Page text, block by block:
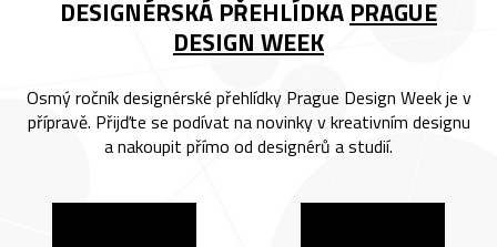
DESIGNÉRSKÁ PŘEHLÍDKA PRAGUE
DESIGN WEEK
Osmý ročník designérské přehlídky Prague Design Week je v
přípravě. Přijďte se podívat na novinky v kreativním designu
a nakoupit přímo od designérů a studií.